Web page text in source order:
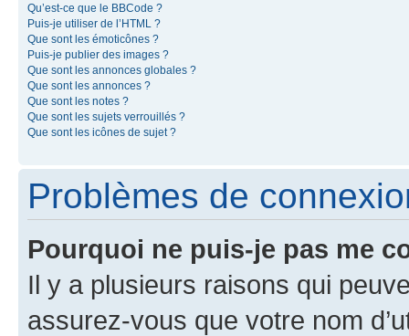
Qu’est-ce que le BBCode ?
Puis-je utiliser de l’HTML ?
Que sont les émoticônes ?
Puis-je publier des images ?
Que sont les annonces globales ?
Que sont les annonces ?
Que sont les notes ?
Que sont les sujets verrouillés ?
Que sont les icônes de sujet ?
Problèmes de
Pourquoi ne puis-je pas me
Il y a plusieurs raisons qui
assurez-vous que votre nom